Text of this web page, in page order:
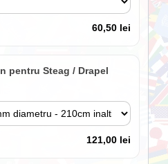
60,50 lei
pentru Steag / Drapel
121,00 lei